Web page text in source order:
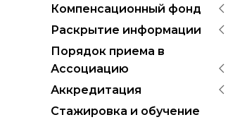
Компенсационный фонд
Раскрытие информации
Порядок приема в
Ассоциацию
Аккредитация
Стажировка и обучение